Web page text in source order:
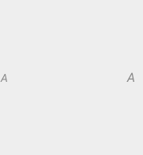
A A